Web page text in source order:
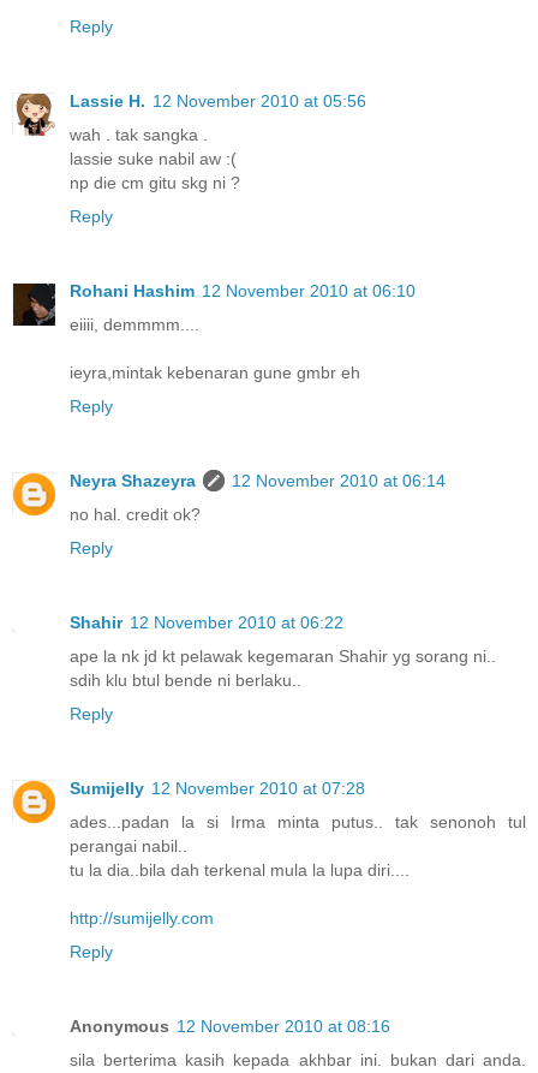
Reply
Lassie H. 12 November 2010 at 05:56
wah . tak sangka .
lassie suke nabil aw :(
np die cm gitu skg ni ?
Reply
Rohani Hashim 12 November 2010 at 06:10
eiiii, demmmm....
ieyra,mintak kebenaran gune gmbr eh
Reply
Neyra Shazeyra
12 November 2010 at 06:14
no hal. credit ok?
Reply
Shahir 12 November 2010 at 06:22
ape la nk jd kt pelawak kegemaran Shahir yg sorang ni..
sdih klu btul bende ni berlaku..
Reply
Sumijelly 12 November 2010 at 07:28
ades...padan la si Irma minta putus.. tak senonoh tul
perangai nabil..
tu la dia..bila dah terkenal mula la lupa diri....
http://sumijelly.com
Reply
Anonymous 12 November 2010 at 08:16
sila berterima kasih kepada akhbar ini. bukan dari anda.